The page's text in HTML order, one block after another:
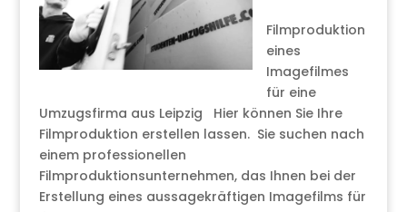
Filmproduktion
eines
Imagefilmes
für eine
Umzugsfirma aus Leipzig Hier können Sie Ihre
Filmproduktion erstellen lassen. Sie suchen nach
einem professionellen
Filmproduktionsunternehmen, das Ihnen bei der
Erstellung eines aussagekräftigen Imagefilms für